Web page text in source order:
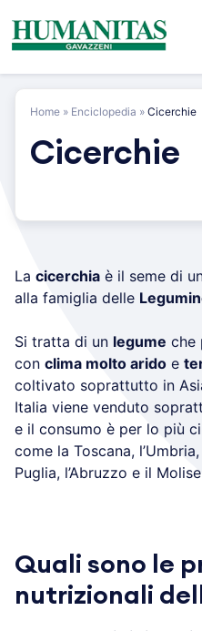
content
Home » Enciclopedia » Cicerchie
Cicerchie
La cicerchia è il seme di
alla famiglia delle
Si tratta di un legume che
con clima molto arido e
coltivato soprattutto in
Italia viene venduto
e il consumo è per lo più
come la Toscana,
Puglia, l’Abruzzo e il
Quali sono le
nutrizionali